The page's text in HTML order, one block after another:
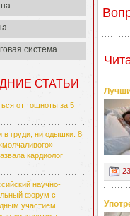
система
СТАТЬИ
от тошноты за 5
в груди, ни одышки: 8
кардиолог
научно-
форум с
участием